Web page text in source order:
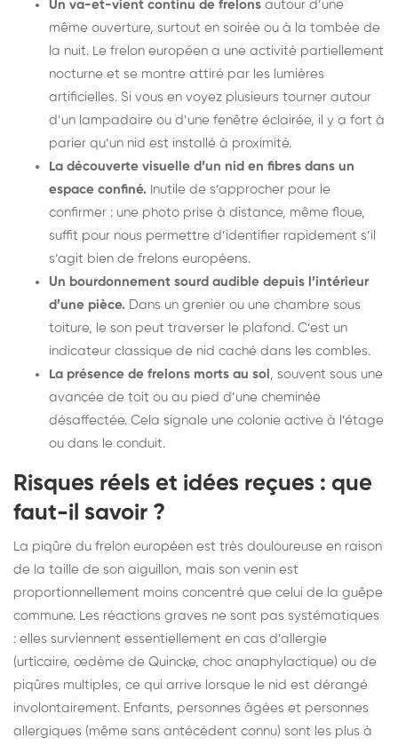
Un va-et-vient continu de frelons autour d’une
même ouverture, surtout en soirée ou à la tombée de
la nuit. Le frelon européen a une activité partiellement
nocturne et se montre attiré par les lumières
artificielles. Si vous en voyez plusieurs tourner autour
d’un lampadaire ou d’une fenêtre éclairée, il y a fort à
parier qu’un nid est installé à proximité.
La découverte visuelle d’un nid en fibres dans un
espace confiné. Inutile de s’approcher pour le
confirmer : une photo prise à distance, même floue,
suffit pour nous permettre d’identifier rapidement s’il
s’agit bien de frelons européens.
Un bourdonnement sourd audible depuis l’intérieur
d’une pièce. Dans un grenier ou une chambre sous
toiture, le son peut traverser le plafond. C’est un
indicateur classique de nid caché dans les combles.
La présence de frelons morts au sol , souvent sous une
avancée de toit ou au pied d’une cheminée
désaffectée. Cela signale une colonie active à l’étage
ou dans le conduit.
Risques réels et idées reçues : que
faut-il savoir ?
La piqûre du frelon européen est très douloureuse en raison
de la taille de son aiguillon, mais son venin est
proportionnellement moins concentré que celui de la guêpe
commune. Les réactions graves ne sont pas systématiques
: elles surviennent essentiellement en cas d’allergie
(urticaire, œdème de Quincke, choc anaphylactique) ou de
piqûres multiples, ce qui arrive lorsque le nid est dérangé
involontairement. Enfants, personnes âgées et personnes
allergiques (même sans antécédent connu) sont les plus à